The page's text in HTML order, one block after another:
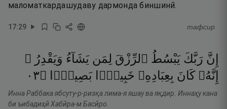
маломаткардашудаву дармонда биншинӣ.
17:29 тафсир
إِنَّ رَبَّكَ يَبْسُطُ ٱلرِّزْقَ لِمَن يَشَآءُ وَيَقْدِرُ ۚ
إِنَّهُۥ كَانَ بِعِبَادِهِۦ خَبِيرًۢا بَصِيرًۭا ۝٣٠
Инна Раббака ябсуту-р-ризқа лима-я яшау ва яқдир. Иннаҳу кана
би ъибадиҳӣ Хабӣра-м Басӣро.